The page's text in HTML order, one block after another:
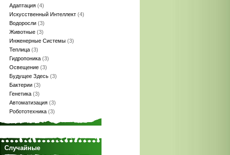
Адаптация (4)
Искусственный Интеллект (4)
Водоросли (3)
Животные (3)
Инженерные Системы (3)
Теплица (3)
Гидропоника (3)
Освещение (3)
Будущее Здесь (3)
Бактерии (3)
Генетика (3)
Автоматизация (3)
Робототехника (3)
Случайные